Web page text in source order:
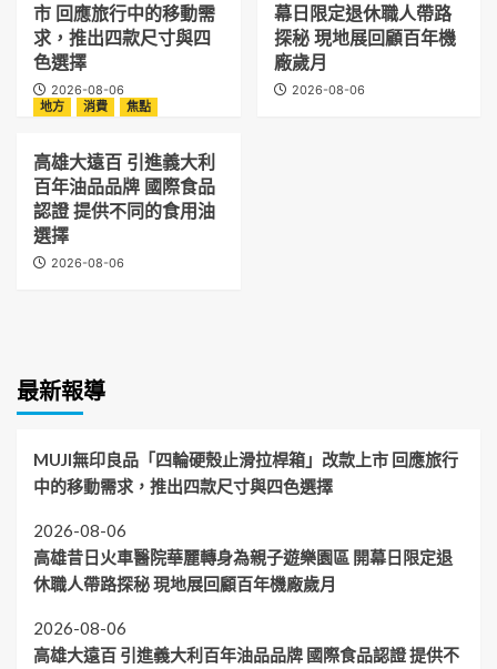
市 回應旅行中的移動需
求，推出四款尺寸與四
色選擇
2026-08-06
幕日限定退休職人帶路
探秘 現地展回顧百年機
廠歲月
2026-08-06
地方
消費 焦點
高雄大遠百 引進義大利
百年油品品牌 國際食品
認證 提供不同的食用油
選擇
2026-08-06
最新報導
MUJI無印良品「四輪硬殼止滑拉桿箱」改款上市 回應旅行
中的移動需求，推出四款尺寸與四色選擇
2026-08-06
高雄昔日火車醫院華麗轉身為親子遊樂園區 開幕日限定退
休職人帶路探秘 現地展回顧百年機廠歲月
2026-08-06
高雄大遠百 引進義大利百年油品品牌 國際食品認證 提供不